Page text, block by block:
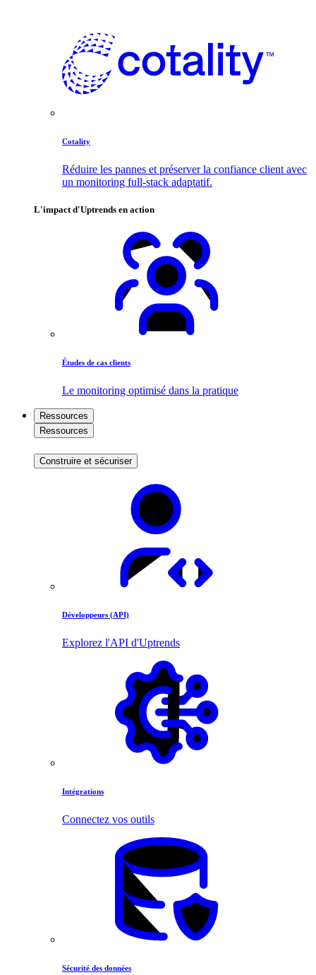
Cotality
Réduire les pannes et préserver la confiance client avec
un monitoring full-stack adaptatif.
L'impact d'Uptrends en action
Études de cas clients
Le monitoring optimisé dans la pratique
Ressources
Ressources
Construire et sécuriser
Développeurs (API)
Explorez l'API d'Uptrends
Intégrations
Connectez vos outils
Sécurité des données